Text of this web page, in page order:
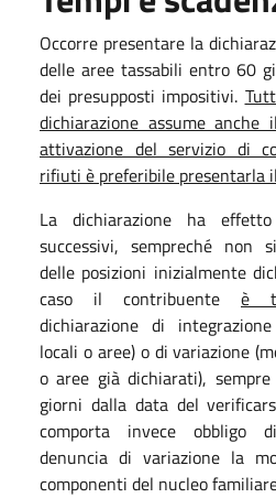
Occorre presentare la
delle aree tassabili entro 60
dei presupposti impositivi.
dichiarazione assume
attivazione del servizio di
rifiuti è preferibile presentarla
La dichiarazione ha
successivi, sempreché non
delle posizioni inizialmente
caso il contribuente è
dichiarazione di
locali o aree) o di variazione
o aree già dichiarati),
giorni dalla data del
comporta invece obbligo
denuncia di variazione la
componenti del nucleo